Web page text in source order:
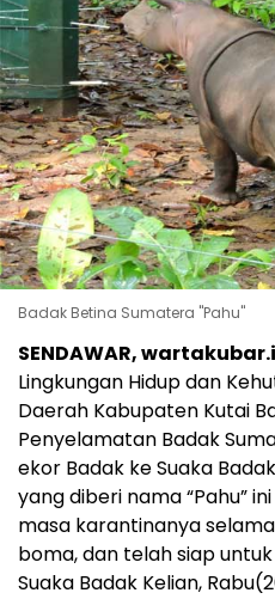
Badak Betina Sumatera "Pahu"
SENDAWAR,
Lingkungan Hidup dan
Daerah Kabupaten Kutai
Penyelamatan Badak
ekor Badak ke Suaka
yang diberi nama “Pahu”
masa karantinanya
boma, dan telah siap
Suaka Badak Kelian,